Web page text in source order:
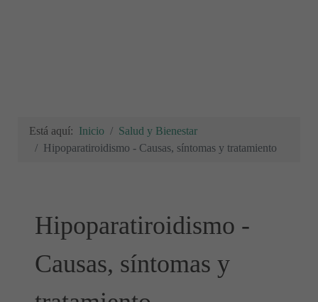
Está aquí: Inicio
Salud y Bienestar
Hipoparatiroidismo - Causas, síntomas y tratamiento
Hipoparatiroidismo -
Causas, síntomas y